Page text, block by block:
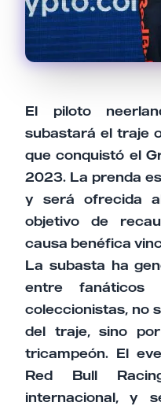
El piloto
subastará el traje
que conquistó el
2023. La prenda
y será ofrecida
objetivo de
causa benéfica
La subasta ha
entre
coleccionistas, no
del traje, sino
tricampeón. El
Red Bull
internacional, y